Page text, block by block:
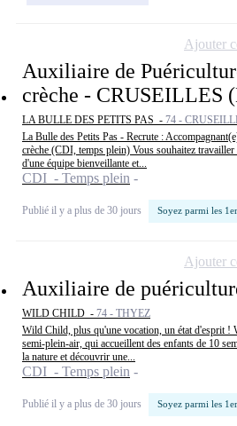
Auxiliaire de
crèche - CRUSEILLES
LA BULLE DES PETITS PAS - 74 -
La Bulle des Petits Pas - Recrute :
crèche (CDI, temps plein) Vous souhaitez
d'une équipe bienveillante et...
CDI - Temps plein
Publié il y a plus de 30 jours Soyez parmi les
Ajouter
Auxiliaire de
WILD CHILD - 74 - THYEZ
Wild Child, plus qu'une vocation, un état d'esprit !
semi-plein-air, qui accueillent des enfants de 10
la nature et découvrir une...
CDI - Temps plein
Publié il y a plus de 30 jours Soyez parmi les
Ajouter